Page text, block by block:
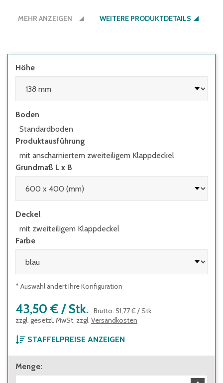
Handhabung
Ware geschützt - optional auch vor
Diebstahl durch Plomben
MEHR ANZEIGEN WEITERE PRODUKTDETAILS
Höhe
Boden
Standardboden
Produktausführung
mit anscharniertem zweiteiligem Klappdeckel
Grundmaß L x B
Deckel
mit zweiteiligem Klappdeckel
Farbe
* Auswahl ändert Ihre Konfiguration
43,50 € / Stk. Brutto: 51,77 € /Stk.
zzgl. gesetzl. MwSt. zzgl. Versandkosten
STAFFELPREISE ANZEIGEN
ab 1 Stück
43,50 €
Menge: